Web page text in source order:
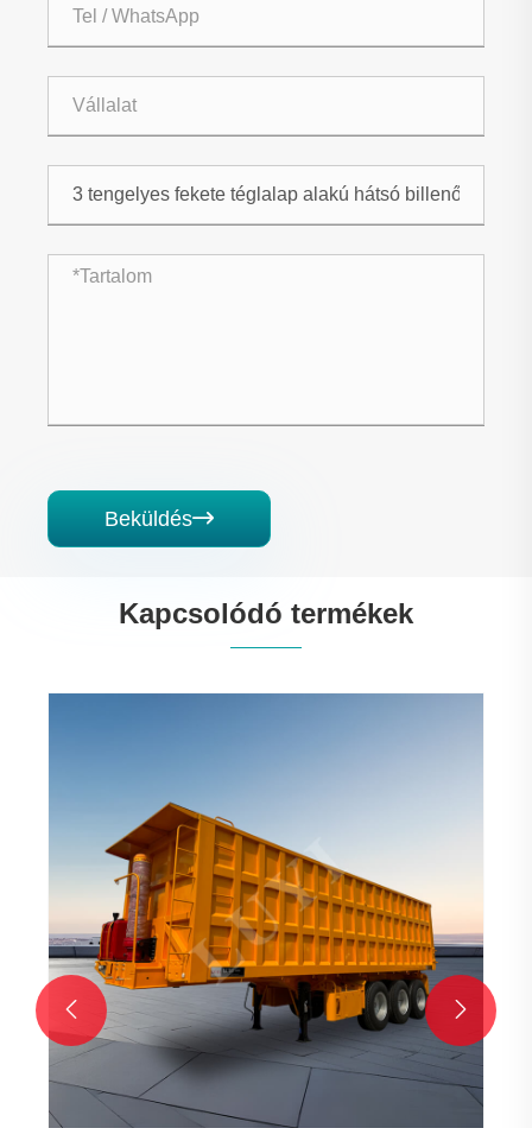
Beküldés
Kapcsolódó termékek
 